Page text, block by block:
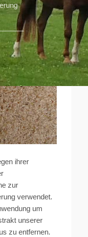
ihrer
zur
verwendet.
um
unserer
zu entfernen.